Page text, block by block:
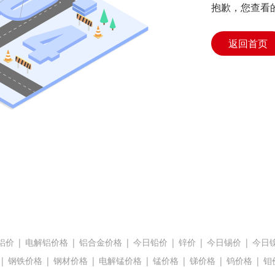
抱歉，您查看
返回首页
价 | 电解铝价格 | 铝合金价格 | 今日铅价 | 锌价 | 今日锡价 | 今日
| 钢铁价格 | 钢材价格 | 电解锰价格 | 锰价格 | 锑价格 | 钨价格 | 钼